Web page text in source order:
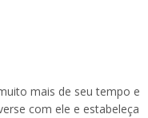
mais de seu tempo e
com ele e estabeleça